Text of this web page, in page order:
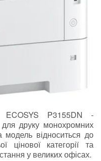
ECOSYS P3155DN -
для друку монохромних
відноситься до
цінової категорії та
у великих офісах.